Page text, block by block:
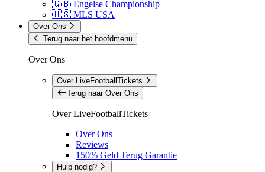
🇬🇧 Engelse Championship
🇺🇸 MLS USA
Over Ons
Terug naar het hoofdmenu
Over Ons
Over LiveFootballTickets
Terug naar Over Ons
Over LiveFootballTickets
Over Ons
Reviews
150% Geld Terug Garantie
Hulp nodig?